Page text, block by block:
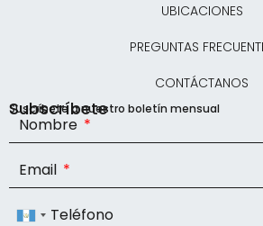
UBICACIONES
PREGUNTAS
CONTÁCTANOS
Subscríbete
Suscríbete a nuestro boletín mensual
Nombre
Email
Teléfono
Guatemala